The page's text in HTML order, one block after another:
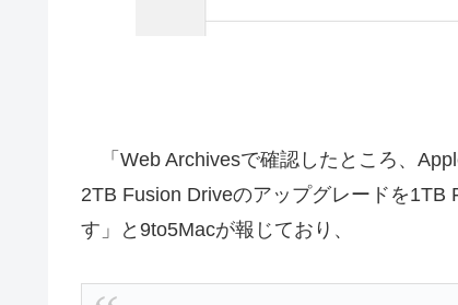
「Web Archivesで確認したところ、
2TB Fusion Driveのアップグレードを
す」と9to5Macが報じており、